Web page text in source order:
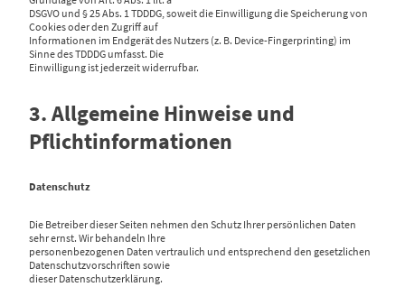
DSGVO und § 25 Abs. 1 TDDDG, soweit die Einwilligung die Speicherung von
Cookies oder den Zugriff auf
Informationen im Endgerät des Nutzers (z. B. Device-Fingerprinting) im
Sinne des TDDDG umfasst. Die
Einwilligung ist jederzeit widerrufbar.
3. Allgemeine Hinweise und
Pflichtinformationen
Datenschutz
Die Betreiber dieser Seiten nehmen den Schutz Ihrer persönlichen Daten
sehr ernst. Wir behandeln Ihre
personenbezogenen Daten vertraulich und entsprechend den gesetzlichen
Datenschutzvorschriften sowie
dieser Datenschutzerklärung.